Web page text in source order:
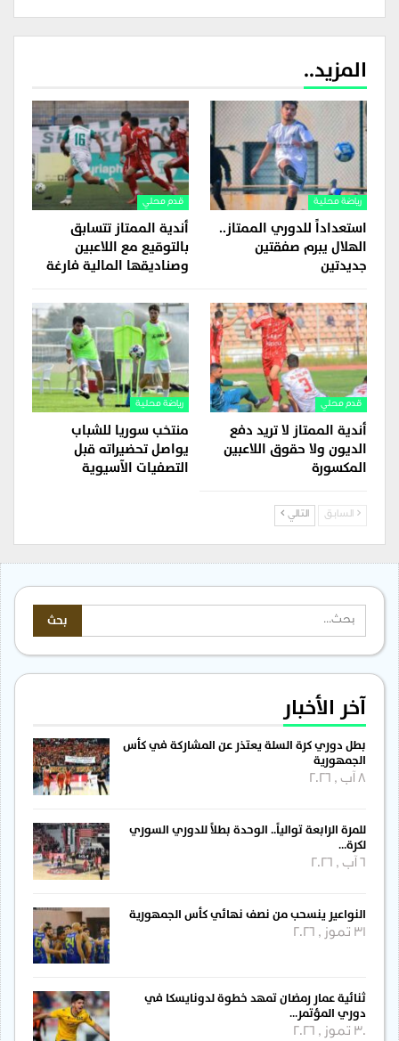
المزيد..
رياضة محلية
استعداداً للدوري الممتاز..
الهلال يبرم صفقتين
جديدتين
قدم محلي
أندية الممتاز تتسابق
بالتوقيع مع اللاعبين
وصناديقها المالية فارغة
قدم محلي
أندية الممتاز لا تريد دفع
الديون ولا حقوق اللاعبين
المكسورة
رياضة محلية
منتخب سوريا للشباب
يواصل تحضيراته قبل
التصفيات الآسيوية
السابق التالي
آخر الأخبار
بطل دوري كرة السلة يعتذر عن المشاركة في كأس
الجمهورية
للمرة الرابعة توالياً.. الوحدة بطلاً للدوري السوري
لكرة…
النواعير ينسحب من نصف نهائي كأس الجمهورية
31 تموز , 2026
ثنائية عمار رمضان تمهد خطوة لدونايسكا في
دوري المؤتمر…
30 تموز , 2026